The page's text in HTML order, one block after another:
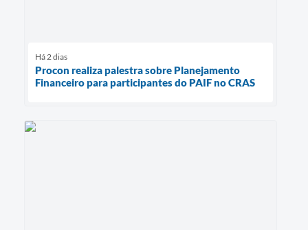
Há 2 dias
Procon realiza palestra sobre Planejamento
Financeiro para participantes do PAIF no CRAS